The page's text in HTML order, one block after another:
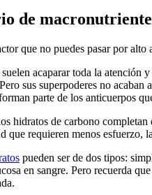
de
que no puedes pasar por
suelen acaparar toda la atención
sus superpoderes no
parte de los anticuerpos
hidratos de carbono
que requieren menos esfuerzo,
pueden ser de dos tipos:
en sangre. Pero recuerda